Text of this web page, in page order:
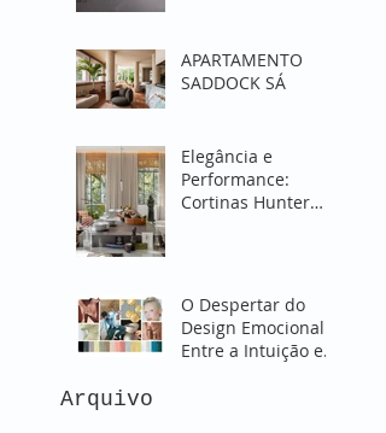
APARTAMENTO
SADDOCK SÁ
Elegância e
Performance:
Cortinas Hunter
O Despertar do
Design Emocional:
Entre a Intuição e o
Arquivo